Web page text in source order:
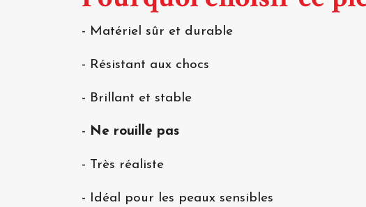
- Matériel sûr et durable
- Résistant aux chocs
- Brillant et stable
- Ne rouille pas
- Très réaliste
- Idéal pour les peaux sensibles